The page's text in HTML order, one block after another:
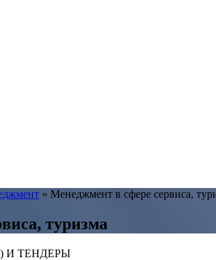
» Менеджмент в сфере сервиса,
туризма
И ТЕНДЕРЫ